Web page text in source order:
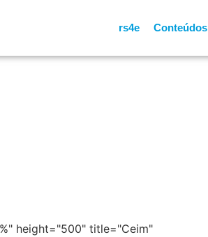
rs4e Conteúdos
height="500" title="Ceim"